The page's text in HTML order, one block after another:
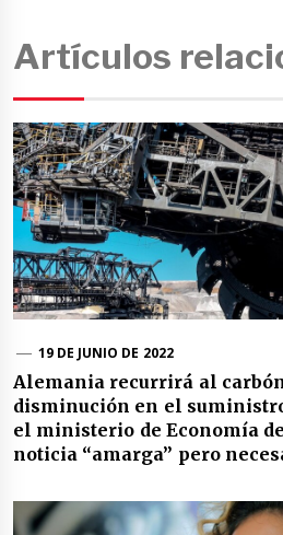
Artículos
19 DE JUNIO DE 2022
Alemania recurrirá al
disminución en el
el ministerio de Economía
noticia “amarga” pero